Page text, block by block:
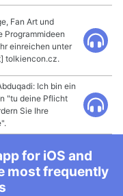
Fan Art und
Programmideen
einreichen unter
tolkiencon.cz.
Ich bin ein
"tu deine Pflicht
Sie Ihre
for iOS and
most frequently